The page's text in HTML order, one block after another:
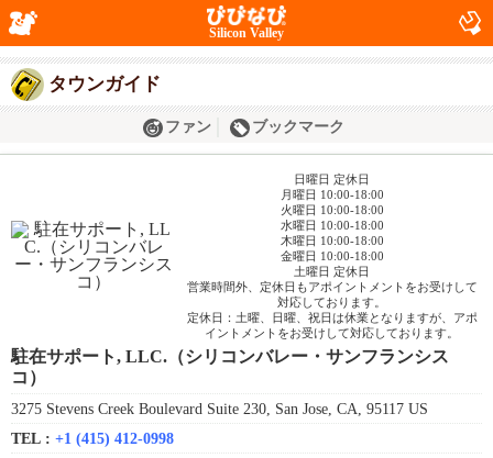
Silicon Valley
タウンガイド
ファン ブックマーク
日曜日 定休日
月曜日 10:00-18:00
火曜日 10:00-18:00
水曜日 10:00-18:00
木曜日 10:00-18:00
金曜日 10:00-18:00
土曜日 定休日
営業時間外、定休日もアポイントメントをお受けして
対応しております。
定休日：土曜、日曜、祝日は休業となりますが、アポ
イントメントをお受けして対応しております。
駐在サポート, LLC.（シリコンバレー・サンフランシス
コ）
3275 Stevens Creek Boulevard Suite 230, San Jose, CA, 95117 US
TEL : +1 (415) 412-0998